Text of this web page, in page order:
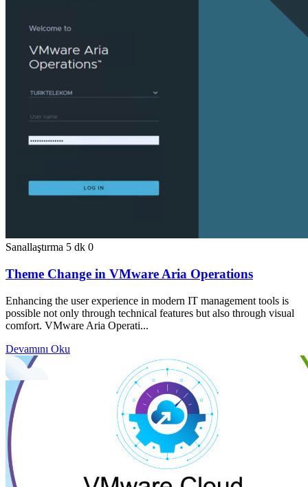
Sanallaştırma 5 dk 0
Theme Change in VMware Aria Operations
Enhancing the user experience in modern IT management tools is
possible not only through technical features but also through visual
comfort. VMware Aria Operati...
Devamını Oku